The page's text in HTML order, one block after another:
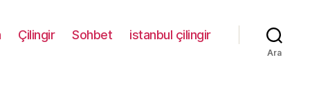
Çilingir Sohbet istanbul çilingir
Ara